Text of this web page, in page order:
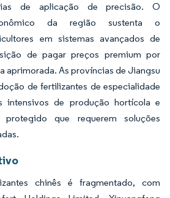
de aplicação de precisão. O
da região sustenta o
em sistemas avançados de
de pagar preços premium por
aprimorada. As províncias de Jiangsu
de fertilizantes de especialidade
intensivos de produção hortícola e
que requerem soluções
chinês é fragmentado, com